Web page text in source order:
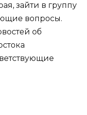
зайти в группу
вопросы.
об